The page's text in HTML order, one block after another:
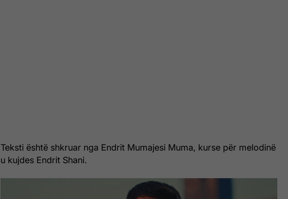
Teksti është shkruar nga Endrit Mumajesi Muma, kurse për melodinë
u kujdes Endrit Shani.